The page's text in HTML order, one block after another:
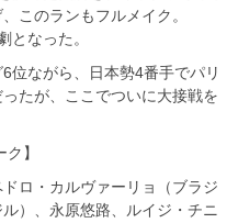
このランもフルメイク。
となった。
位ながら、日本勢4番手でパリ
たが、ここでついに大接戦を
】
ロ・カルヴァーリョ（ブラジ
）、永原悠路、ルイジ・チニ